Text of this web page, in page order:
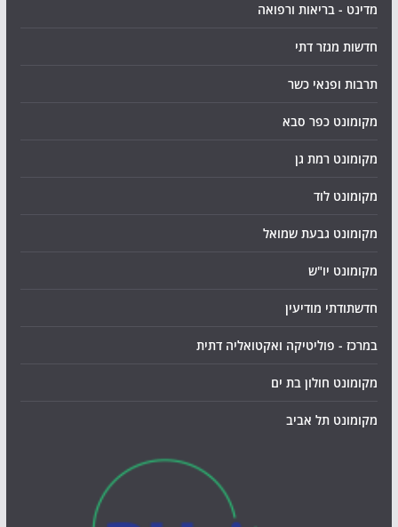
מדינט - בריאות ורפואה
חדשות מגזר דתי
תרבות ופנאי כשר
מקומונט כפר סבא
מקומונט רמת גן
מקומונט לוד
מקומונט גבעת שמואל
מקומונט יו"ש
חדשתודתי מודיעין
במרכז - פוליטיקה ואקטואליה דתית
מקומונט חולון בת ים
מקומונט תל אביב